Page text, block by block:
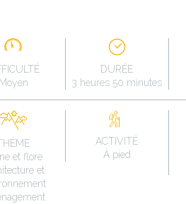
Moyen
DURÉE
3 heures 50 minutes
et flore
et
ACTIVITÉ
À pied